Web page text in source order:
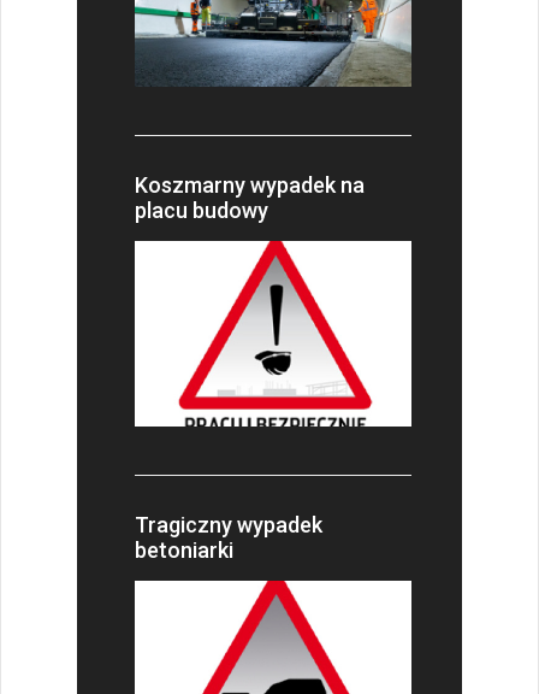
Koszmarny wypadek na
placu budowy
Tragiczny wypadek
betoniarki